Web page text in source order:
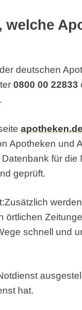
deutschen
0800 00 22833
apotheken.de
Apotheken und
für
geprüft.
örtlichen
schnell und
hat.